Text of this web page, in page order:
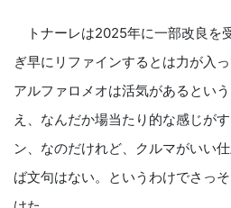
トナーレは2025年に一部改良を
ぎ早にリファインするとは力が入
アルファロメオは活気があるとい
え、なんだか場当たり的な感じが
ン、なのだけれど、クルマがいい
ば文句はない。というわけでさっ